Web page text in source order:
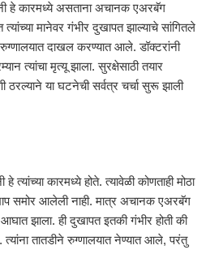
हे कारमध्ये असताना अचानक एअरबॅग
मानेवर गंभीर दुखापत झाल्याचे सांगितले
दाखल करण्यात आले. डॉक्टरांनी
त्यांचा मृत्यू झाला. सुरक्षेसाठी तयार
या घटनेची सर्वत्र चर्चा सुरू झाली
हे त्यांच्या कारमध्ये होते. त्यावेळी कोणताही मोठा
समोर आलेली नाही. मात्र अचानक एअरबॅग
झाला. ही दुखापत इतकी गंभीर होती की
त्यांना तातडीने रुग्णालयात नेण्यात आले, परंतु